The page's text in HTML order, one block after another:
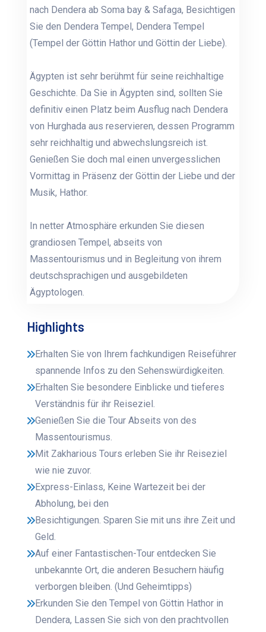
nach Dendera ab Soma bay & Safaga, Besichtigen
Sie den Dendera Tempel, Dendera Tempel
(Tempel der Göttin Hathor und Göttin der Liebe).
Ägypten ist sehr berühmt für seine reichhaltige
Geschichte. Da Sie in Ägypten sind, sollten Sie
definitiv einen Platz beim Ausflug nach Dendera
von Hurghada aus reservieren, dessen Programm
sehr reichhaltig und abwechslungsreich ist.
Genießen Sie doch mal einen unvergesslichen
Vormittag in Präsenz der Göttin der Liebe und der
Musik, Hathor.
In netter Atmosphäre erkunden Sie diesen
grandiosen Tempel, abseits von
Massentourismus und in Begleitung von ihrem
deutschsprachigen und ausgebildeten
Ägyptologen.
Highlights
Erhalten Sie von Ihrem fachkundigen Reiseführer
spannende Infos zu den Sehenswürdigkeiten.
Erhalten Sie besondere Einblicke und tieferes
Verständnis für ihr Reiseziel.
Genießen Sie die Tour Abseits von des
Massentourismus.
Mit Zakharious Tours erleben Sie ihr Reiseziel
wie nie zuvor.
Express-Einlass, Keine Wartezeit bei der
Abholung, bei den
Besichtigungen. Sparen Sie mit uns ihre Zeit und
Geld.
Auf einer Fantastischen-Tour entdecken Sie
unbekannte Ort, die anderen Besuchern häufig
verborgen bleiben. (Und Geheimtipps)
Erkunden Sie den Tempel von Göttin Hathor in
Dendera, Lassen Sie sich von den prachtvollen